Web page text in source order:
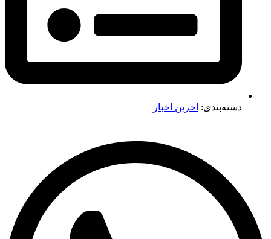
دسته‌بندی: اخرین اخبار